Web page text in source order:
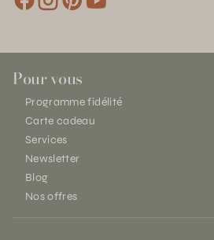
Pour vous
Programme fidélité
Carte cadeau
Services
Newsletter
Blog
Nos offres